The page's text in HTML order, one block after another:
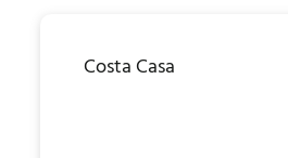
Costa Casa